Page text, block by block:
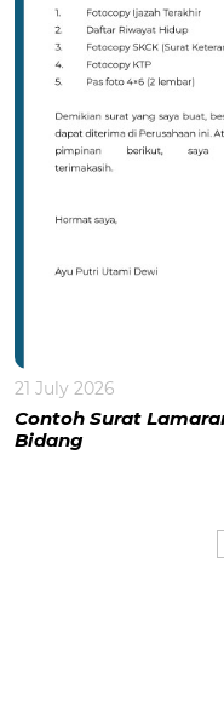
21 July 2026
Contoh Surat
Bidang